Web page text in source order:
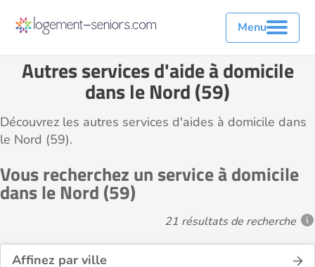
Menu
Autres services d'aide à domicile
dans le Nord (59)
Découvrez les autres services d'aides à domicile dans
le Nord (59).
Vous recherchez un service à domicile
dans le Nord (59)
21 résultats de recherche
Affinez par ville